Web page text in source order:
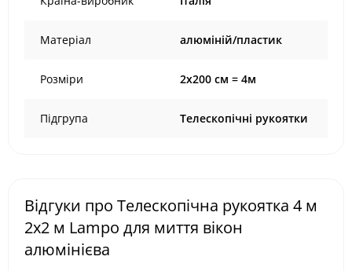
Матеріал алюміній/пластик
Розміри 2х200 см = 4м
Підгрупа Телескопічні рукоятки
Відгуки про Телескопічна рукоятка 4 м
2х2 м Lampo для миття вікон
алюмінієва